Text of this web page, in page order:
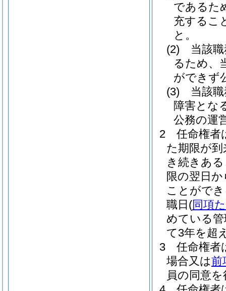
であるた
充するこ
と。
(2)
当該
るため、
ができず
(3)
当該
障害とな
公務の運
2
任命権者
た期限が
き続きあ
限の翌日
ことがで
職日 (同項
めている
て3年を超
3
任命権者
場合又は前
員の同意